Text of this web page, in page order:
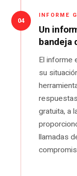
04
INFORME
Un
bandeja
El informe
su
gratuita, a
llamadas